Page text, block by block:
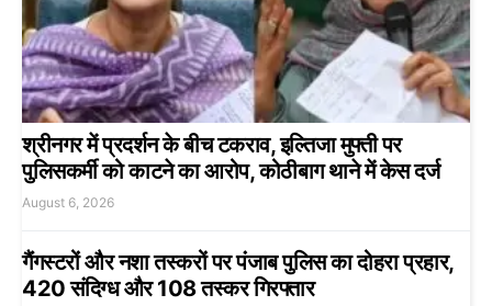
श्रीनगर में प्रदर्शन के बीच टकराव, इल्तिजा मुफ्ती पर
पुलिसकर्मी को काटने का आरोप, कोठीबाग थाने में केस दर्ज
August 6, 2026
गैंगस्टरों और नशा तस्करों पर पंजाब पुलिस का दोहरा प्रहार,
420 संदिग्ध और 108 तस्कर गिरफ्तार